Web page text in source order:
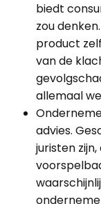
biedt
zou
product
van de
allemaal
advies.
juristen